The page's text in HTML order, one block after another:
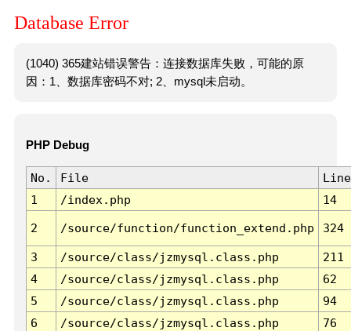
Database Error
(1040) 365建站错误警告：连接数据库失败，可能的原
因：1、数据库密码不对; 2、mysql未启动。
PHP Debug
No. File
Line
1
/index.php 14
2 /source/function/function_extend.php 324
3 /source/class/jzmysql.class.php
211
4
/source/class/jzmysql.class.php
62
5
/source/class/jzmysql.class.php
94
6
/source/class/jzmysql.class.php 76